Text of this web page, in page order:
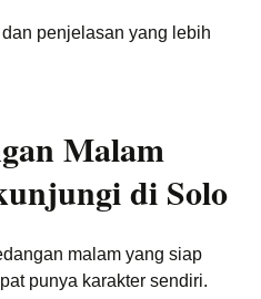
penjelasan yang lebih
Malam
di Solo
malam yang siap
punya karakter sendiri.